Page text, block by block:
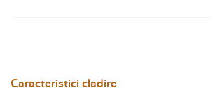
Caracteristici cladire